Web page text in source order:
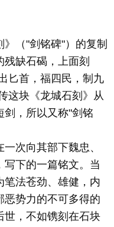
（"剑铭碑"）的复制
缺石碣，上面刻
匕首，福四民，制九
这块《龙城石刻》从
剑，所以又称"剑铭
次向其部下魏忠、
下的一篇铭文。当
笔法苍劲、雄健，内
恶势力的不可多得的
世，不如镌刻在石块